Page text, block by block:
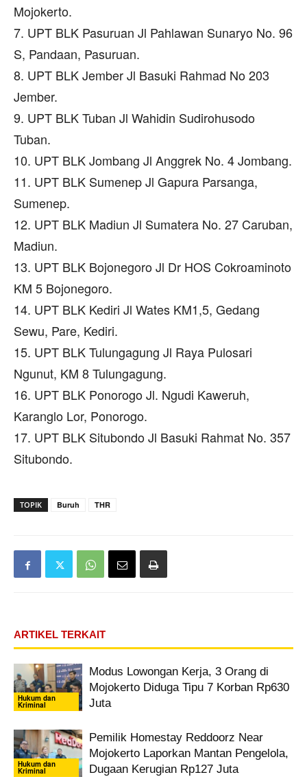
Mojokerto.
7. UPT BLK Pasuruan Jl Pahlawan Sunaryo No. 96
S, Pandaan, Pasuruan.
8. UPT BLK Jember Jl Basuki Rahmad No 203
Jember.
9. UPT BLK Tuban Jl Wahidin Sudirohusodo
Tuban.
10. UPT BLK Jombang Jl Anggrek No. 4 Jombang.
11. UPT BLK Sumenep Jl Gapura Parsanga,
Sumenep.
12. UPT BLK Madiun Jl Sumatera No. 27 Caruban,
Madiun.
13. UPT BLK Bojonegoro Jl Dr HOS Cokroaminoto
KM 5 Bojonegoro.
14. UPT BLK Kediri Jl Wates KM1,5, Gedang
Sewu, Pare, Kediri.
15. UPT BLK Tulungagung Jl Raya Pulosari
Ngunut, KM 8 Tulungagung.
16. UPT BLK Ponorogo Jl. Ngudi Kaweruh,
Karanglo Lor, Ponorogo.
17. UPT BLK Situbondo Jl Basuki Rahmat No. 357
Situbondo.
TOPIK Buruh THR
ARTIKEL TERKAIT
Hukum dan
Kriminal
Modus Lowongan Kerja, 3 Orang di
Mojokerto Diduga Tipu 7 Korban Rp630
Juta
Hukum dan
Kriminal
Pemilik Homestay Reddoorz Near
Mojokerto Laporkan Mantan Pengelola,
Dugaan Kerugian Rp127 Juta